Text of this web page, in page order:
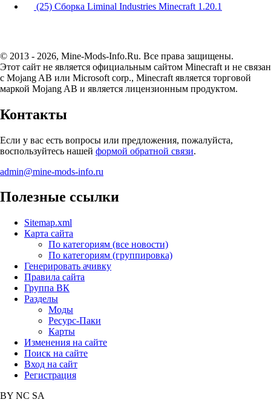
(25) Сборка Liminal Industries Minecraft 1.20.1
© 2013 - 2026, Mine-Mods-Info.Ru. Все права защищены.
Этот сайт не является официальным сайтом Minecraft и не связан
с Mojang AB или Microsoft corp., Minecraft является торговой
маркой Mojang AB и является лицензионным продуктом.
Контакты
Если у вас есть вопросы или предложения, пожалуйста,
воспользуйтесь нашей формой обратной связи.
admin@mine-mods-info.ru
Полезные ссылки
Sitemap.xml
Карта сайта
По категориям (все новости)
По категориям (группировка)
Генерировать ачивку
Правила сайта
Группа ВК
Разделы
Моды
Ресурс-Паки
Карты
Изменения на сайте
Поиск на сайте
Вход на сайт
Регистрация
BY NC SA